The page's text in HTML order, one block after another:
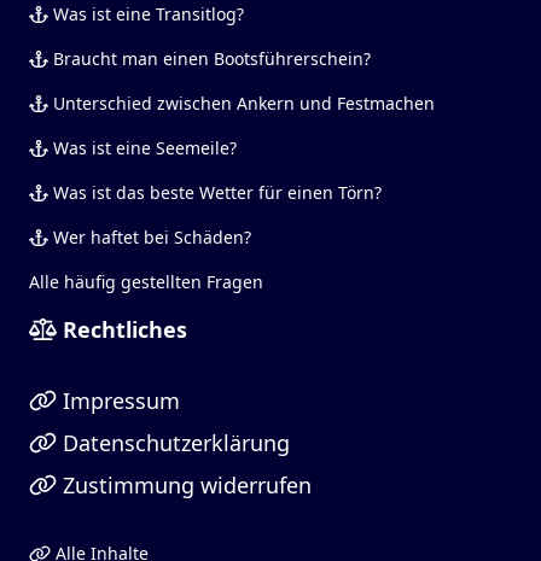
Was ist eine Transitlog?
Braucht man einen Bootsführerschein?
Unterschied zwischen Ankern und Festmachen
Was ist eine Seemeile?
Was ist das beste Wetter für einen Törn?
Wer haftet bei Schäden?
Alle häufig gestellten Fragen
Rechtliches
Impressum
Datenschutzerklärung
Zustimmung widerrufen
Alle Inhalte